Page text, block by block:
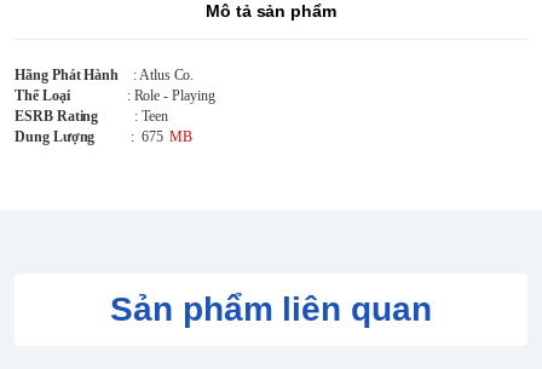
Mô tả sản phẩm
Hãng Phát Hành : Atlus Co.
Thể Loại : Role - Playing
ESRB Rating : Teen
Dung Lượng : 675 MB
Sản phẩm liên quan